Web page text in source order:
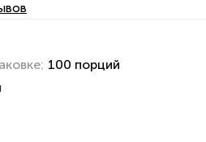
100 порций